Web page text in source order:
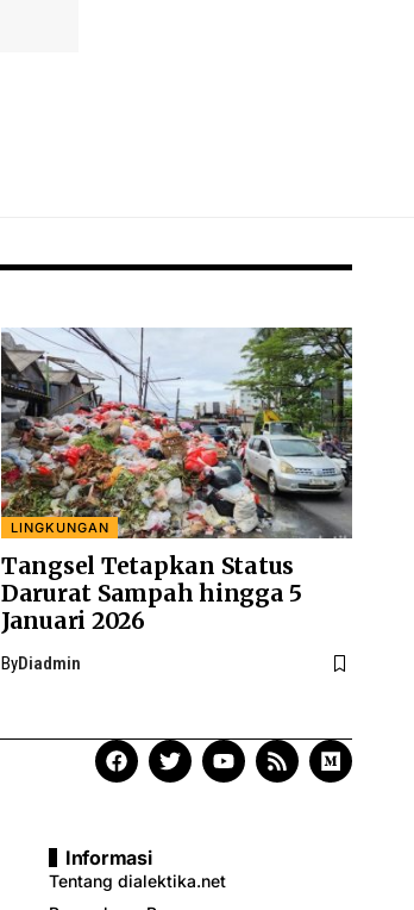
LINGKUNGAN
Tangsel Tetapkan Status
Darurat Sampah hingga 5
Januari 2026
ByDiadmin
Informasi
Tentang dialektika.net